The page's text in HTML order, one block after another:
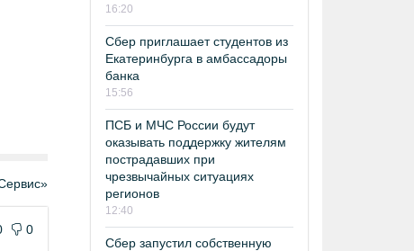
0
16:20
Сбер приглашает студентов из
Екатеринбурга в амбассадоры
банка
15:56
ПСБ и МЧС России будут
оказывать поддержку жителям
пострадавших при
чрезвычайных ситуациях
регионов
12:40
Сбер запустил собственную